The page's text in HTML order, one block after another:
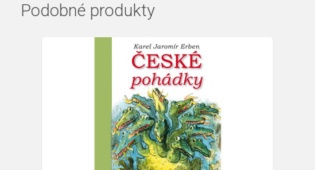
Podobné produkty